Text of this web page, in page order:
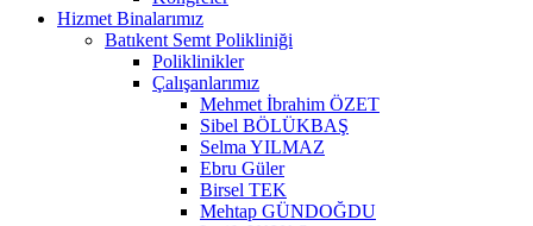
Hizmet Binalarımız
Batıkent Semt Polikliniği
Poliklinikler
Çalışanlarımız
Mehmet İbrahim ÖZET
Sibel BÖLÜKBAŞ
Selma YILMAZ
Ebru Güler
Birsel TEK
Mehtap GÜNDOĞDU